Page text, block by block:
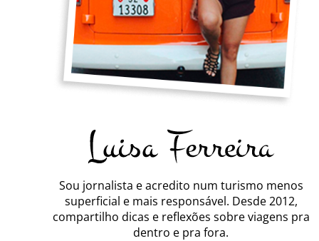
Sou jornalista e acredito num turismo menos
superficial e mais responsável. Desde 2012,
compartilho dicas e reflexões sobre viagens pra
dentro e pra fora.